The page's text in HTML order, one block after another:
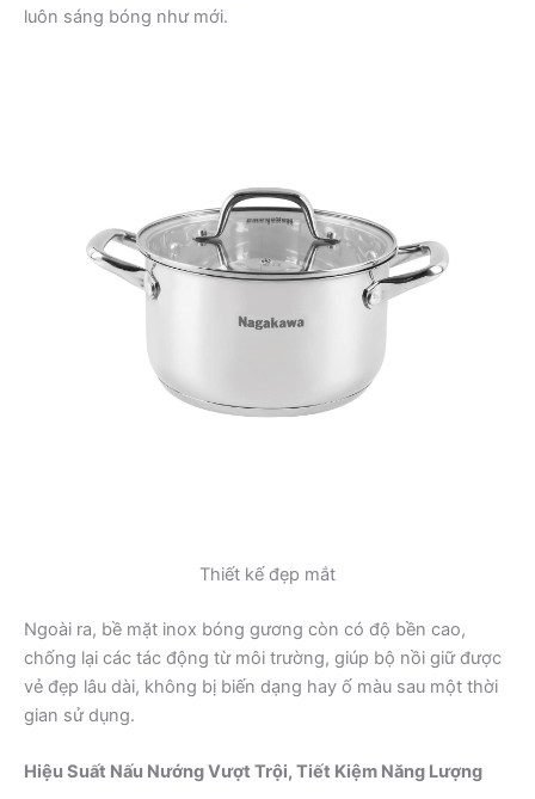
luôn sáng bóng như mới.
Thiết kế đẹp mắt
Ngoài ra, bề mặt inox bóng gương còn có độ bền cao,
chống lại các tác động từ môi trường, giúp bộ nồi giữ được
vẻ đẹp lâu dài, không bị biến dạng hay ố màu sau một thời
gian sử dụng.
Hiệu Suất Nấu Nướng Vượt Trội, Tiết Kiệm Năng Lượng